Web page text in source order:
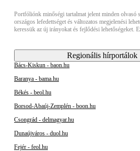
Portfóliónk minőségi tartalmat jelent minden olvasó
országos lefedettséget és változatos megjelenési
keressük az új irányokat és fejlődési lehetőségeket.
Regionális hírportálok
Bács-Kiskun - baon.hu
Baranya - bama.hu
Békés - beol.hu
Borsod-Abaúj-Zemplén - boon.hu
Csongrád - delmagyar.hu
Dunaújváros - duol.hu
Fejér - feol.hu